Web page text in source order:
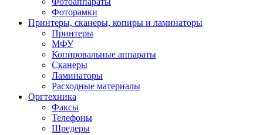
Фоторамки
Принтеры, сканеры, копиры и ламинаторы
Принтеры
МФУ
Копировальные аппараты
Сканеры
Ламинаторы
Расходные материалы
Оргтехника
Факсы
Телефоны
Шредеры